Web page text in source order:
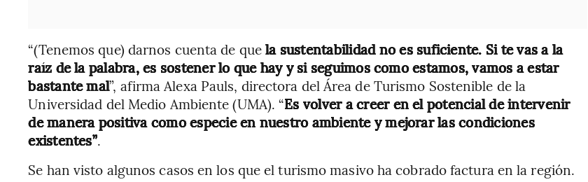
“(Tenemos que) darnos cuenta de quela sustentabilidad no es suficiente. Si te vas a la
raíz de la palabra, es sostener lo que hay y si seguimos como estamos, vamos a estar
bastante mal”, afirma Alexa Pauls, directora del Área de Turismo Sostenible de la
Universidad del Medio Ambiente (UMA). “Es volver a creer en el potencial de intervenir
de manera positiva como especie en nuestro ambiente y mejorar las condiciones
existentes”.
Se han visto algunos casos en los que el turismo masivo ha cobrado factura en la región.